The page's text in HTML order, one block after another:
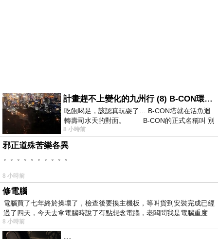
計畫趕不上變化的九州行 (8) B-CON環球塔
吃飽喝足，該認真玩耍了… B-CON塔就在活魚迴
轉壽司水天的對面。 B-CON的正式名稱叫 別
8 小時前
邪正道殊苦樂各異
。。。。。。。。。。
8 小時前
修電腦
電腦買了七年終於操壞了，檢查後要換主機板，等叫貨到安裝完成已經
過了四天，今天去拿電腦時說了有點想念電腦，老闆問我是電腦重度
8 小時前
…